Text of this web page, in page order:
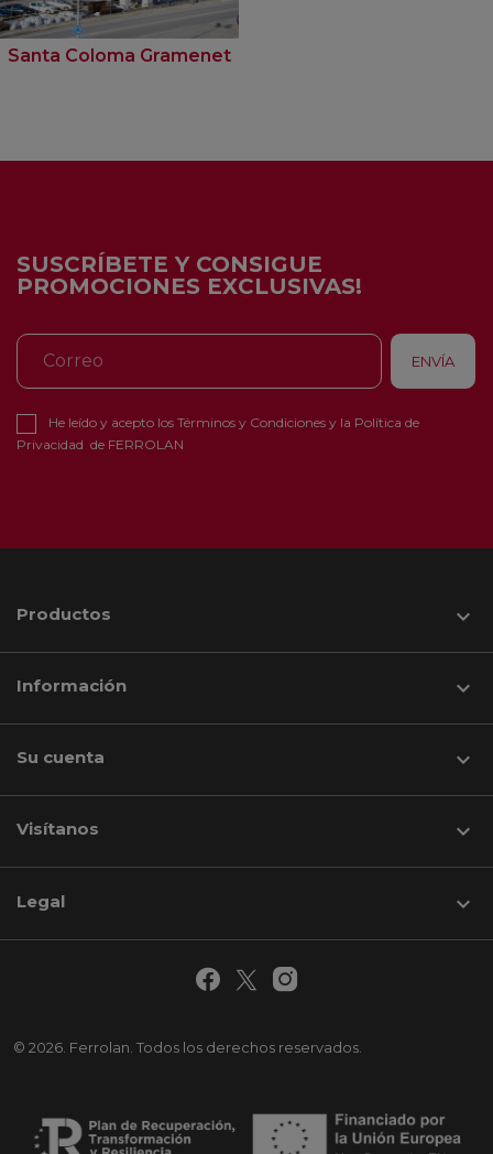
Santa Coloma Gramenet
SUSCRÍBETE Y CONSIGUE
PROMOCIONES EXCLUSIVAS!
He leído y acepto los Términos y Condiciones y la Política de
Privacidad de FERROLAN
Productos 
Información 
Su cuenta 
Visítanos keyboard_arrow_down
© 2026. Ferrolan. Todos los derechos reservados.
Legal 